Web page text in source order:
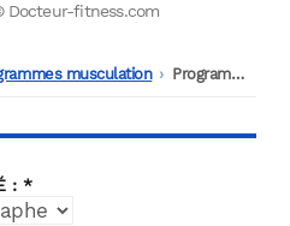
Docteur-fitness.com
musculation -
Programme musculation débutant sur 4 jours
: *